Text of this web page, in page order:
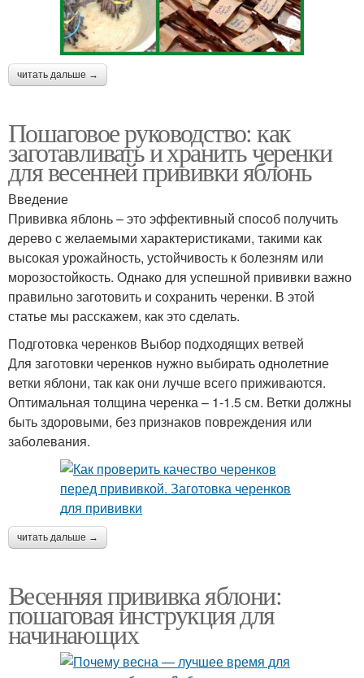
читать дальше →
Пошаговое руководство: как
заготавливать и хранить черенки
для весенней прививки яблонь
Введение
Прививка яблонь – это эффективный способ получить
дерево с желаемыми характеристиками, такими как
высокая урожайность, устойчивость к болезням или
морозостойкость. Однако для успешной прививки важно
правильно заготовить и сохранить черенки. В этой
статье мы расскажем, как это сделать.
Подготовка черенков Выбор подходящих ветвей
Для заготовки черенков нужно выбирать однолетние
ветки яблони, так как они лучше всего приживаются.
Оптимальная толщина черенка – 1-1.5 см. Ветки должны
быть здоровыми, без признаков повреждения или
заболевания.
читать дальше →
Весенняя прививка яблони:
пошаговая инструкция для
начинающих